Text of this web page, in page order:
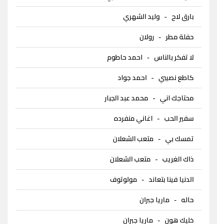
بارق لاح - وليد الشهري
حفلة مطر - رولان
لا تفكر بالناس - احمد حاطوم
كاطع نصيبي - احمد جواد
محتاجك اني - محمد عبد الجبار
سفير الحب - اغاني منفرده
تمسك بي - متعب الشعلان
ذاك الغريب - متعب الشعلان
الدنيا فينا بتعاند - مولوتوف
حاله - ماريا جبران
خليك هون - ماريا جبران